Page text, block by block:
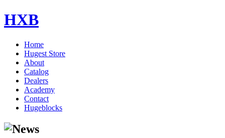
HXB
Home
Hugest Store
About
Catalog
Dealers
Academy
Contact
Hugeblocks